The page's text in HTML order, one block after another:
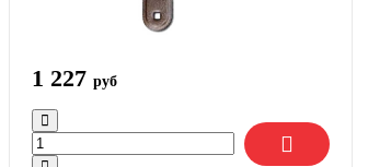
1 227 руб